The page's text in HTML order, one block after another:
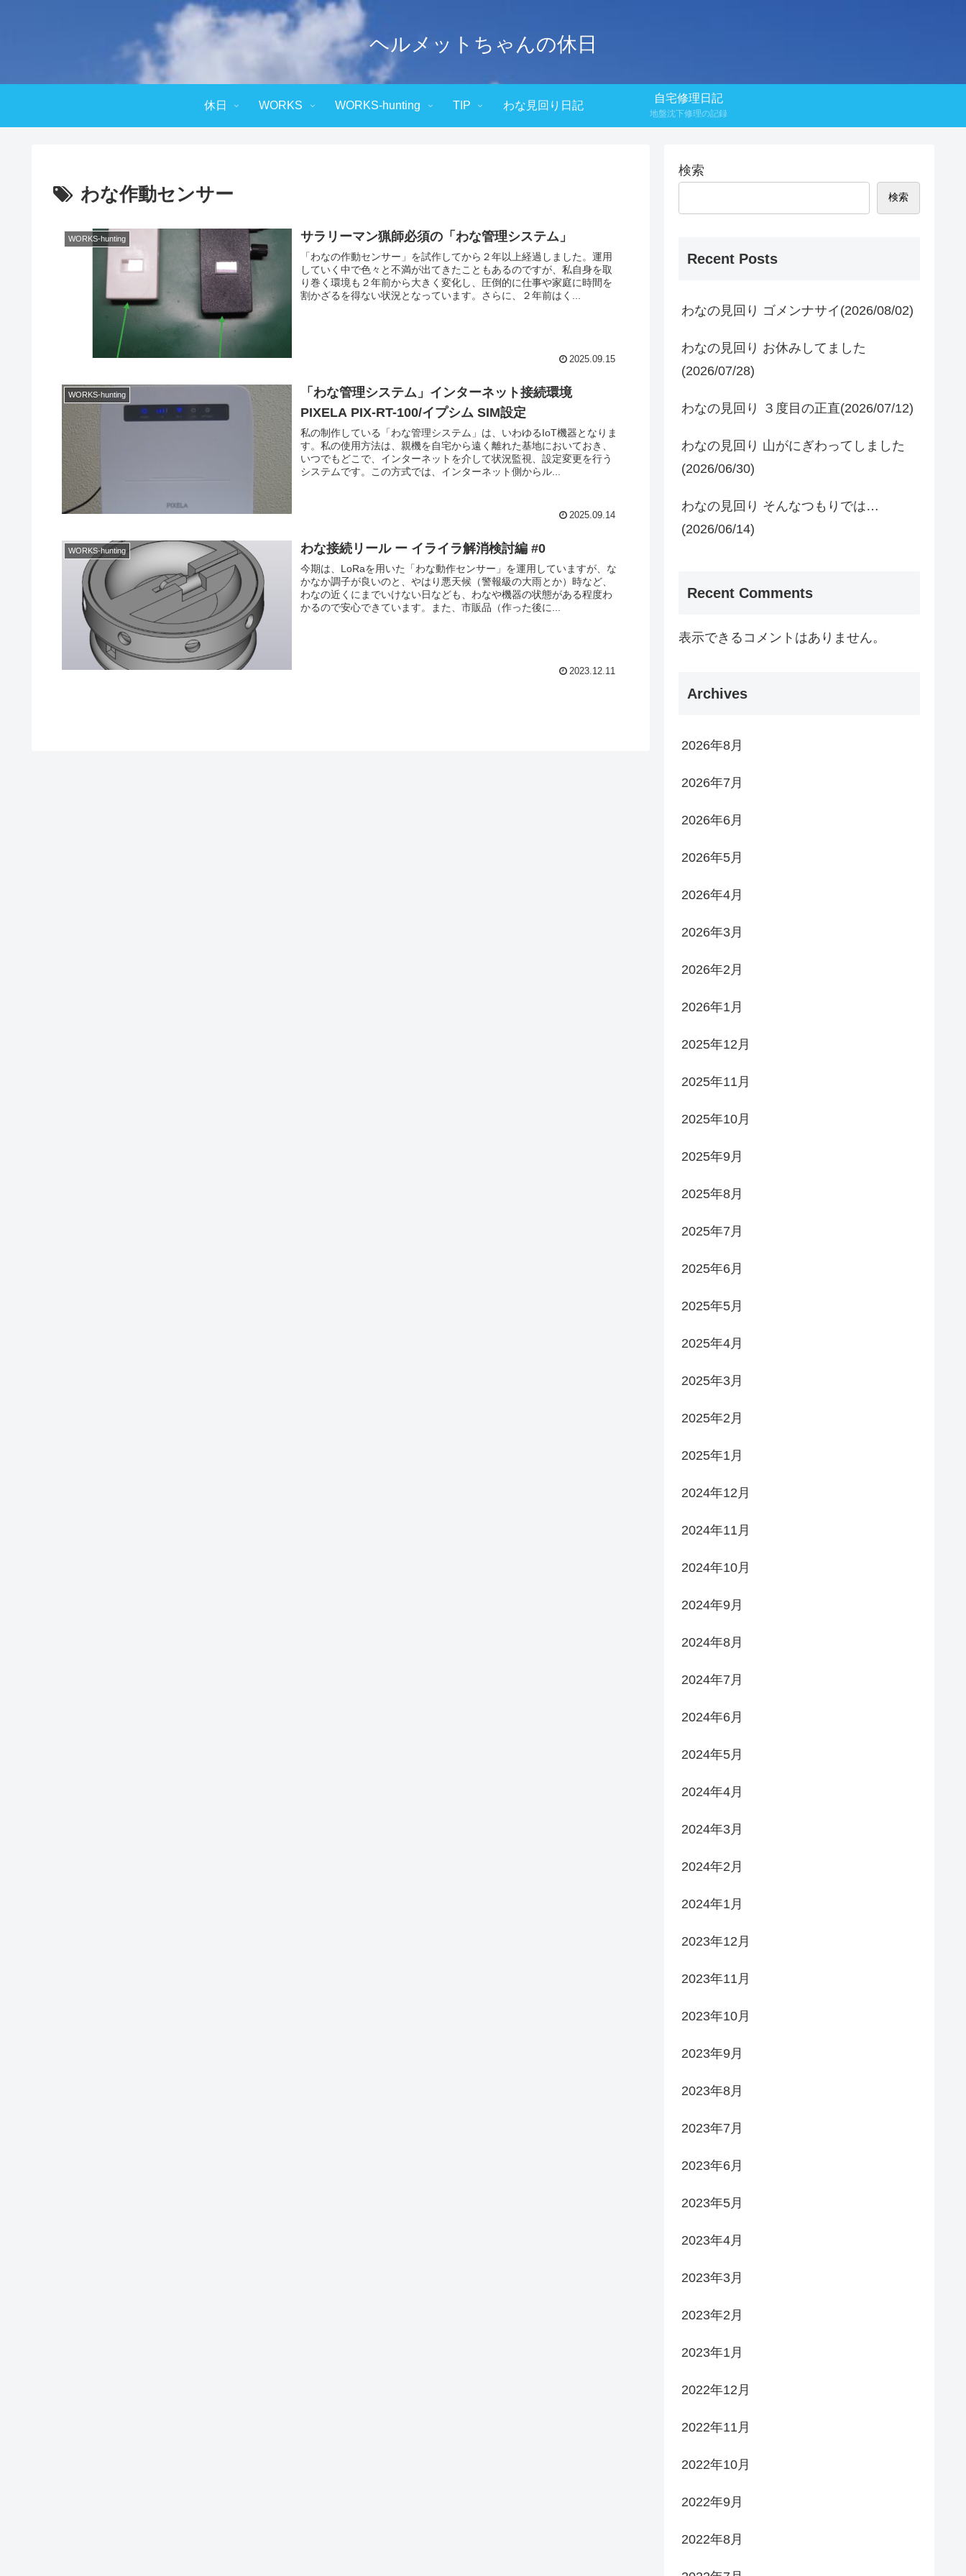
ヘルメットちゃんの休日
休日 WORKS WORKS-hunting TIP わな見回り日記
自宅修理日記
地盤沈下修理の記録
わな作動センサー
WORKS-hunting サラリーマン猟師必須の「わな管理システム」
「わなの作動センサー」を試作してから２年以上経過しました。運用
していく中で色々と不満が出てきたこともあるのですが、私自身を取
り巻く環境も２年前から大きく変化し、圧倒的に仕事や家庭に時間を
割かざるを得ない状況となっています。さらに、２年前はく...
2025.09.15
WORKS-hunting
「わな管理システム」インターネット接続環境
PIXELA PIX-RT-100/イプシム SIM設定
私の制作している「わな管理システム」は、いわゆるIoT機器となりま
す。私の使用方法は、親機を自宅から遠く離れた基地においておき、
いつでもどこで、インターネットを介して状況監視、設定変更を行う
システムです。この方式では、インターネット側からル...
2025.09.14
WORKS-hunting わな接続リール ー イライラ解消検討編 #0
今期は、LoRaを用いた「わな動作センサー」を運用していますが、な
かなか調子が良いのと、やはり悪天候（警報級の大雨とか）時など、
わなの近くにまでいけない日なども、わなや機器の状態がある程度わ
かるので安心できています。また、市販品（作った後に...
2023.12.11
検索
検索
Recent Posts
わなの見回り ゴメンナサイ(2026/08/02)
わなの見回り お休みしてました
(2026/07/28)
わなの見回り ３度目の正直(2026/07/12)
わなの見回り 山がにぎわってしました
(2026/06/30)
わなの見回り そんなつもりでは…
(2026/06/14)
Recent Comments
表示できるコメントはありません。
Archives
2026年8月
2026年7月
2026年6月
2026年5月
2026年4月
2026年3月
2026年2月
2026年1月
2025年12月
2025年11月
2025年10月
2025年9月
2025年8月
2025年7月
2025年6月
2025年5月
2025年4月
2025年3月
2025年2月
2025年1月
2024年12月
2024年11月
2024年10月
2024年9月
2024年8月
2024年7月
2024年6月
2024年5月
2024年4月
2024年3月
2024年2月
2024年1月
2023年12月
2023年11月
2023年10月
2023年9月
2023年8月
2023年7月
2023年6月
2023年5月
2023年4月
2023年3月
2023年2月
2023年1月
2022年12月
2022年11月
2022年10月
2022年9月
2022年8月